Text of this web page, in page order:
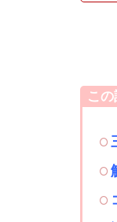
こ